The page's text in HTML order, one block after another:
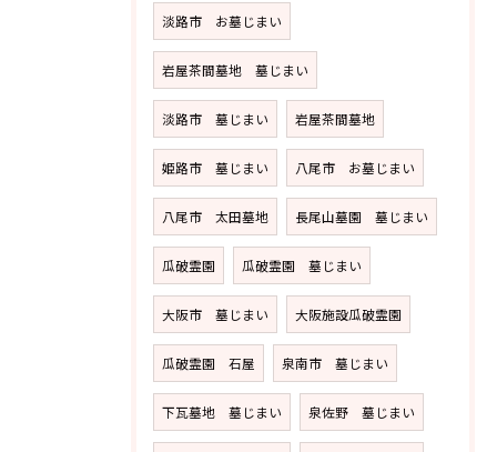
淡路市 お墓じまい
岩屋茶間墓地 墓じまい
淡路市 墓じまい 岩屋茶間墓地
姫路市 墓じまい 八尾市 お墓じまい
八尾市 太田墓地 長尾山墓園 墓じまい
瓜破霊園 瓜破霊園 墓じまい
大阪市 墓じまい 大阪施設瓜破霊園
瓜破霊園 石屋 泉南市 墓じまい
下瓦墓地 墓じまい 泉佐野 墓じまい